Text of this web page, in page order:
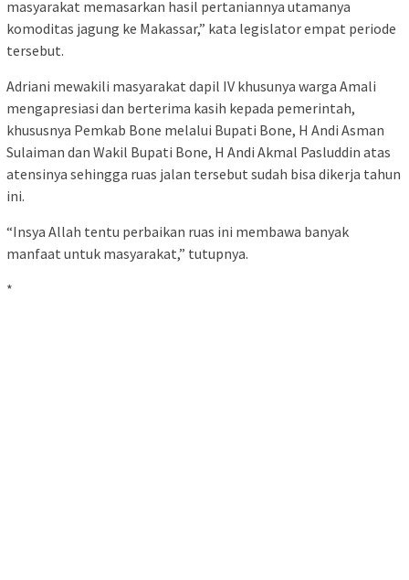
masyarakat memasarkan hasil pertaniannya utamanya
komoditas jagung ke Makassar,” kata legislator empat periode
tersebut.
Adriani mewakili masyarakat dapil IV khusunya warga Amali
mengapresiasi dan berterima kasih kepada pemerintah,
khususnya Pemkab Bone melalui Bupati Bone, H Andi Asman
Sulaiman dan Wakil Bupati Bone, H Andi Akmal Pasluddin atas
atensinya sehingga ruas jalan tersebut sudah bisa dikerja tahun
ini.
“Insya Allah tentu perbaikan ruas ini membawa banyak
manfaat untuk masyarakat,” tutupnya.
*